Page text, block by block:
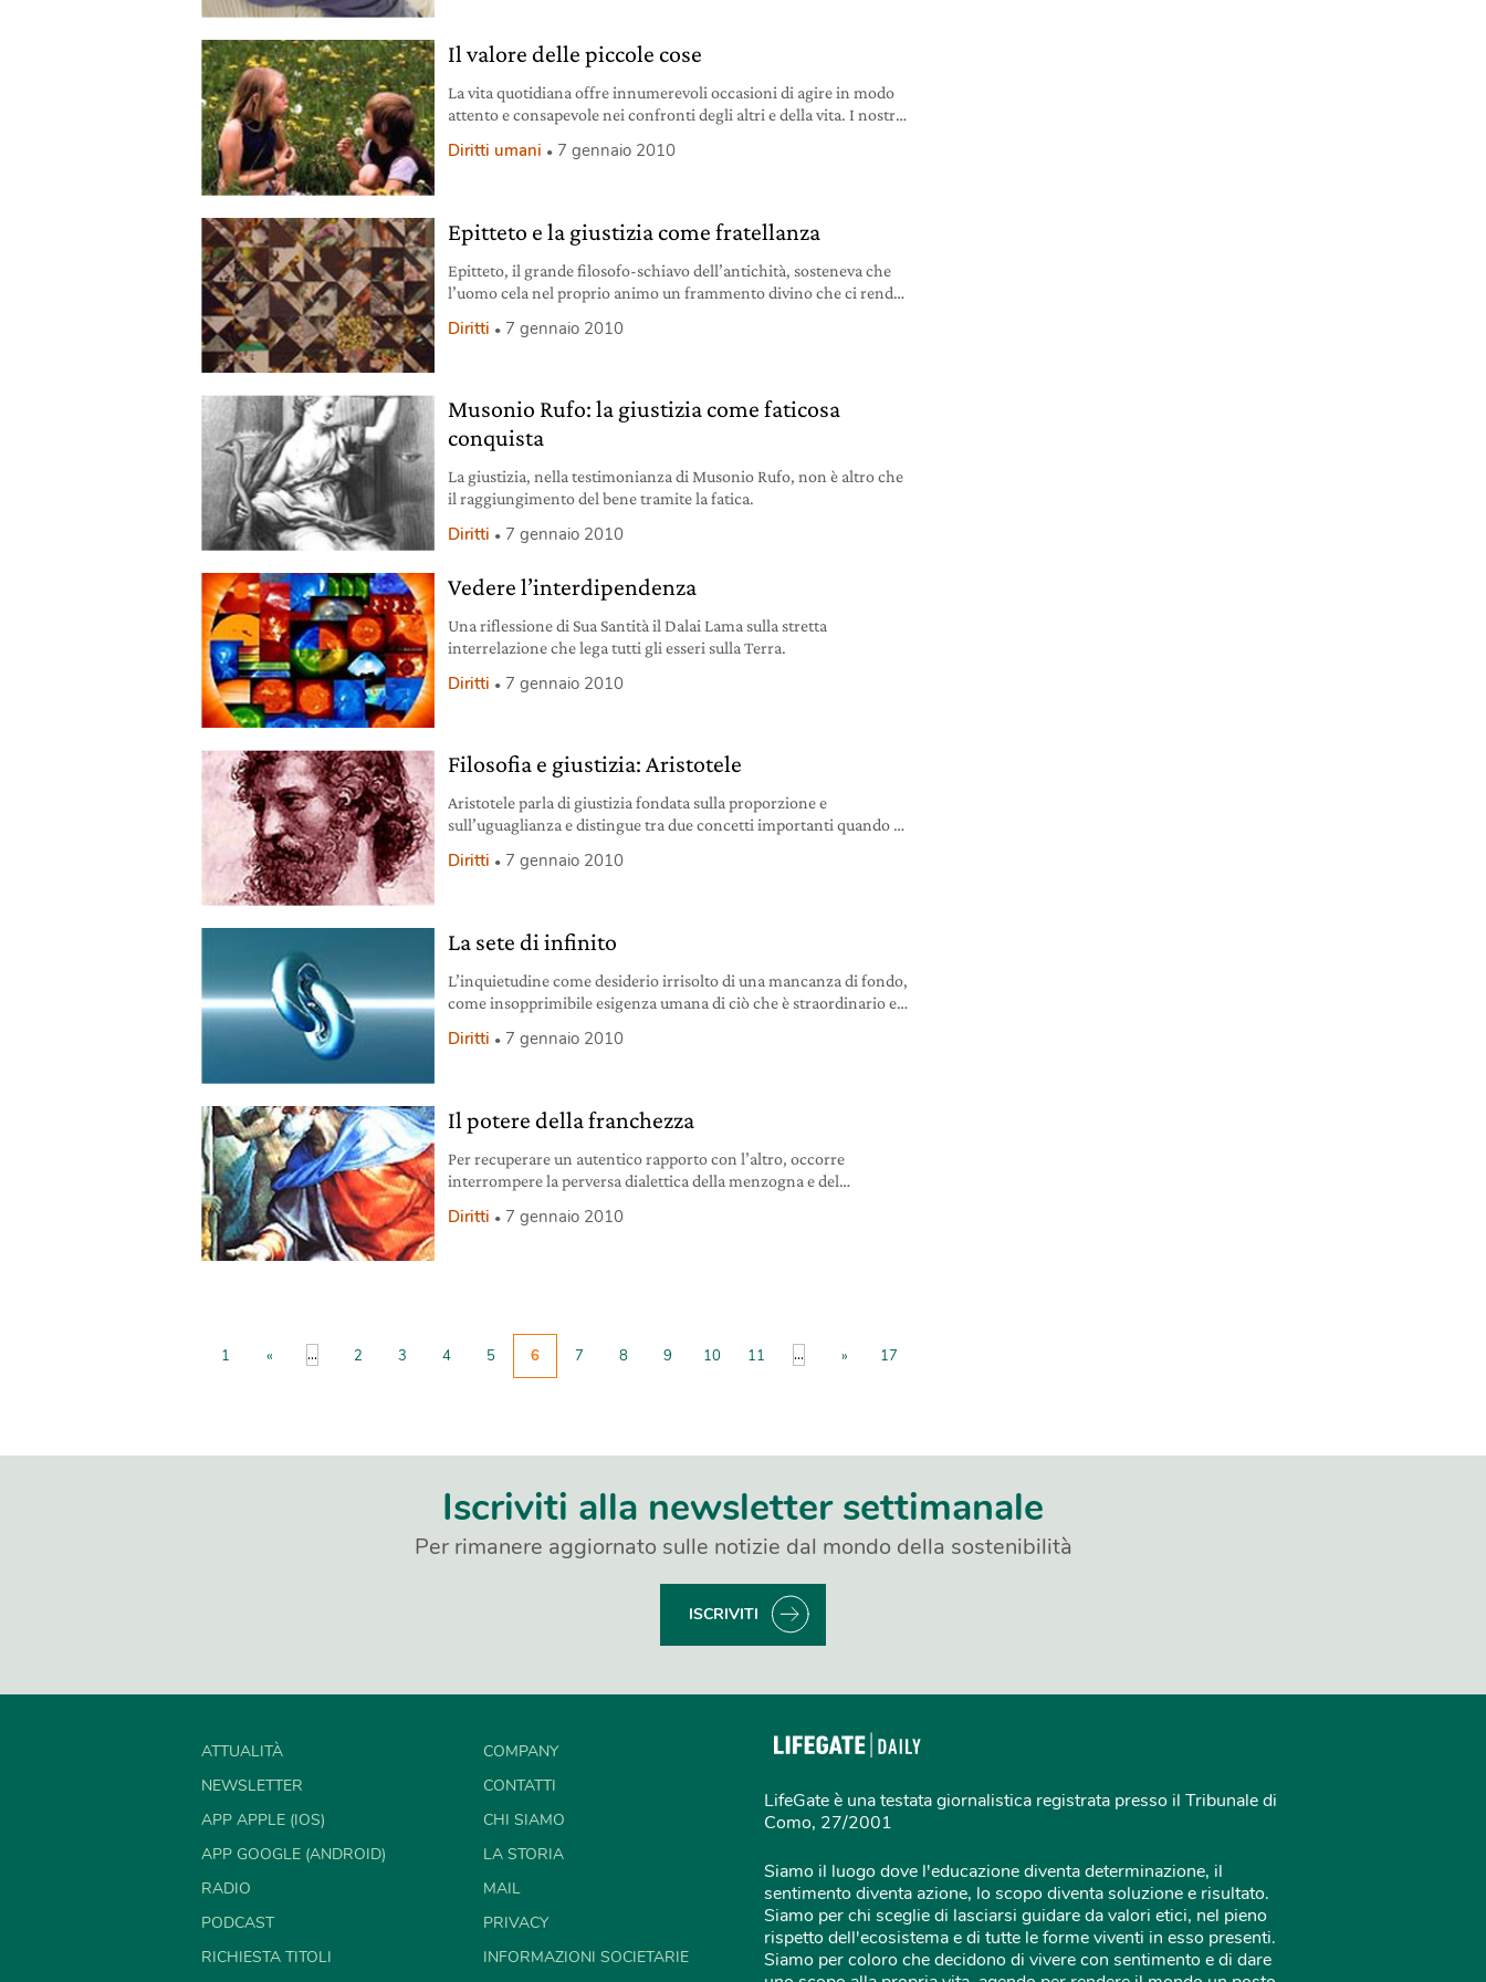
Il valore delle piccole cose
La vita quotidiana offre innumerevoli occasioni di agire in modo
attento e consapevole nei confronti degli altri e della vita. I nostri
l’impegno nel “qui e ora”.
Diritti umani 7 gennaio 2010
Epitteto e la giustizia come fratellanza
Epitteto, il grande filosofo-schiavo dell’antichità, sosteneva che
l’uomo cela nel proprio animo un frammento divino che ci rende
Diritti 7 gennaio 2010
Musonio Rufo: la giustizia come faticosa
conquista
La giustizia, nella testimonianza di Musonio Rufo, non è altro che
il raggiungimento del bene tramite la fatica.
Diritti 7 gennaio 2010
Vedere l’interdipendenza
Una riflessione di Sua Santità il Dalai Lama sulla stretta
interrelazione che lega tutti gli esseri sulla Terra.
Diritti 7 gennaio 2010
Filosofia e giustizia: Aristotele
Aristotele parla di giustizia fondata sulla proporzione e
sull’uguaglianza e distingue tra due concetti importanti quando si
commutativa.
Diritti 7 gennaio 2010
La sete di infinito
L’inquietudine come desiderio irrisolto di una mancanza di fondo,
come insopprimibile esigenza umana di ciò che è straordinario e
Diritti 7 gennaio 2010
Il potere della franchezza
Per recuperare un autentico rapporto con l’altro, occorre
interrompere la perversa dialettica della menzogna e del
Diritti 7 gennaio 2010
1 « ... 2 3 4 5 6 7 8 9 10 11 ... » 17
Iscriviti alla newsletter settimanale
Per rimanere aggiornato sulle notizie dal mondo della sostenibilità
ISCRIVITI
ATTUALITÀ
NEWSLETTER
APP APPLE (IOS)
APP GOOGLE (ANDROID)
RADIO
PODCAST
RICHIESTA TITOLI
COMPANY
CONTATTI
CHI SIAMO
LA STORIA
MAIL
PRIVACY
INFORMAZIONI SOCIETARIE
LifeGate è una testata giornalistica registrata presso il Tribunale di
Como, 27/2001
Siamo il luogo dove l'educazione diventa determinazione, il
sentimento diventa azione, lo scopo diventa soluzione e risultato.
Siamo per chi sceglie di lasciarsi guidare da valori etici, nel pieno
rispetto dell'ecosistema e di tutte le forme viventi in esso presenti.
Siamo per coloro che decidono di vivere con sentimento e di dare